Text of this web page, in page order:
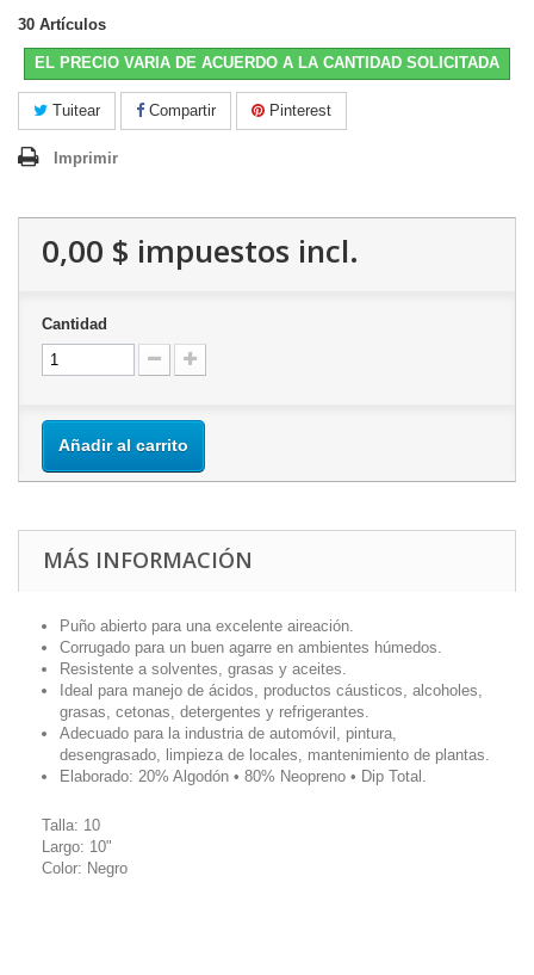
30 Artículos
EL PRECIO VARIA DE ACUERDO A LA CANTIDAD SOLICITADA
Tuitear Compartir Pinterest
Imprimir
0,00 $ impuestos incl.
Cantidad
Añadir al carrito
MÁS INFORMACIÓN
Puño abierto para una excelente aireación.
Corrugado para un buen agarre en ambientes húmedos.
Resistente a solventes, grasas y aceites.
Ideal para manejo de ácidos, productos cáusticos, alcoholes,
grasas, cetonas, detergentes y refrigerantes.
Adecuado para la industria de automóvil, pintura,
desengrasado, limpieza de locales, mantenimiento de plantas.
Elaborado: 20% Algodón • 80% Neopreno • Dip Total.
Talla: 10
Largo: 10"
Color: Negro